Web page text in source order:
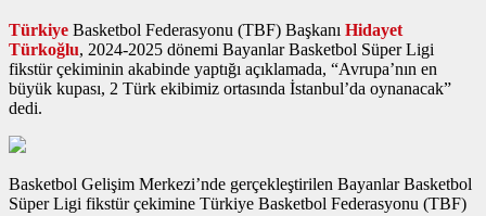
Türkiye Basketbol Federasyonu (TBF) Başkanı Hidayet
Türkoğlu, 2024-2025 dönemi Bayanlar Basketbol Süper Ligi
fikstür çekiminin akabinde yaptığı açıklamada, “Avrupa’nın en
büyük kupası, 2 Türk ekibimiz ortasında İstanbul’da oynanacak”
dedi.
Basketbol Gelişim Merkezi’nde gerçekleştirilen Bayanlar Basketbol
Süper Ligi fikstür çekimine Türkiye Basketbol Federasyonu (TBF)